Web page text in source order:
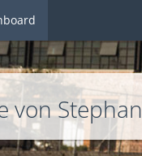
von Stephan